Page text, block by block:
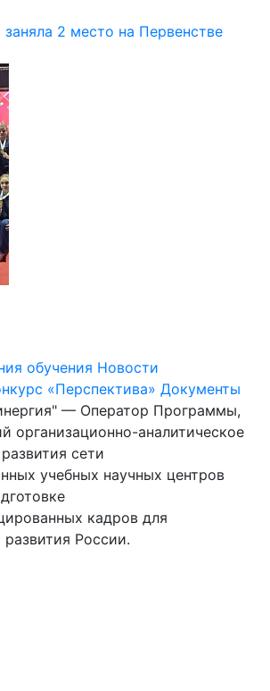
2 место на Первенстве
обучения Новости
«Перспектива» Документы
— Оператор Программы,
организационно-аналитическое
сети
учебных научных центров
кадров для
России.